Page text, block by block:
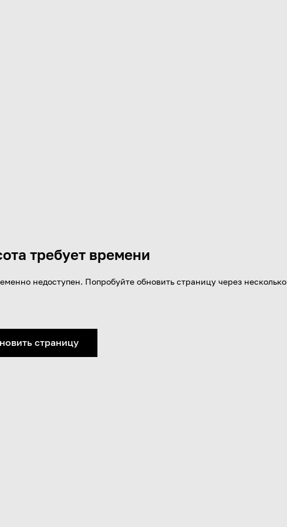
требует времени
недоступен. Попробуйте обновить страницу через несколько
страницу